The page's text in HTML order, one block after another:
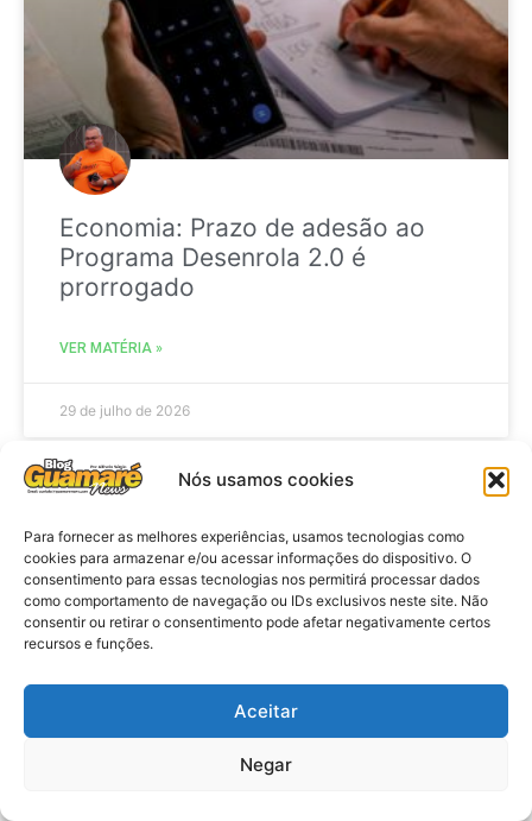
Nós usamos cookies
Para fornecer as melhores experiências, usamos tecnologias como
cookies para armazenar e/ou acessar informações do dispositivo. O
consentimento para essas tecnologias nos permitirá processar dados
como comportamento de navegação ou IDs exclusivos neste site. Não
consentir ou retirar o consentimento pode afetar negativamente certos
recursos e funções.
Aceitar
Negar
Economia: Prazo de adesão ao
Programa Desenrola 2.0 é
prorrogado
VER MATÉRIA »
29 de julho de 2026